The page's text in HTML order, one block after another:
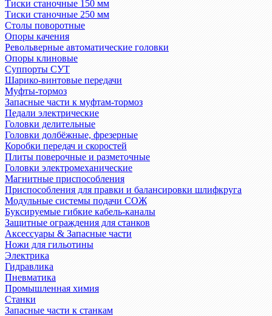
Тиски станочные 150 мм
Тиски станочные 250 мм
Столы поворотные
Опоры качения
Револьверные автоматические головки
Опоры клиновые
Суппорты СУТ
Шарико-винтовые передачи
Муфты-тормоз
Запасные части к муфтам-тормоз
Педали электрические
Головки делительные
Головки долбёжные, фрезерные
Коробки передач и скоростей
Плиты поверочные и разметочные
Головки электромеханические
Магнитные приспособления
Приспособления для правки и балансировки шлифкруга
Модульные системы подачи СОЖ
Буксируемые гибкие кабель-каналы
Защитные ограждения для станков
Аксессуары & Запасные части
Ножи для гильотины
Электрика
Гидравлика
Пневматика
Промышленная химия
Станки
Запасные части к станкам